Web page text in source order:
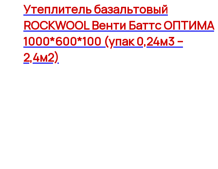
Утеплитель базальтовый
ROCKWOOL Венти Баттс ОПТИМА
1000*600*100 (упак 0,24м3 –
2,4м2)